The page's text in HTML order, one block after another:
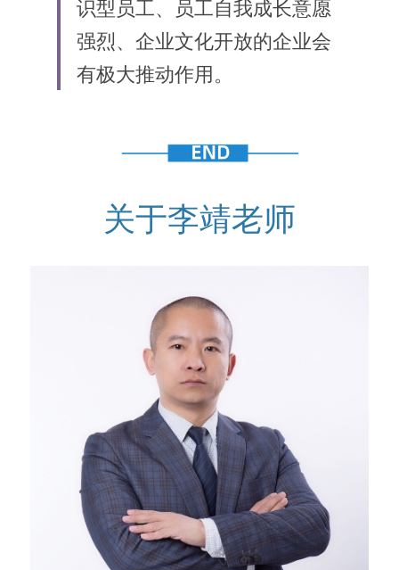
识型员工、员工自我成长意愿
强烈、企业文化开放的企业会
有极大推动作用。
关于李靖老师